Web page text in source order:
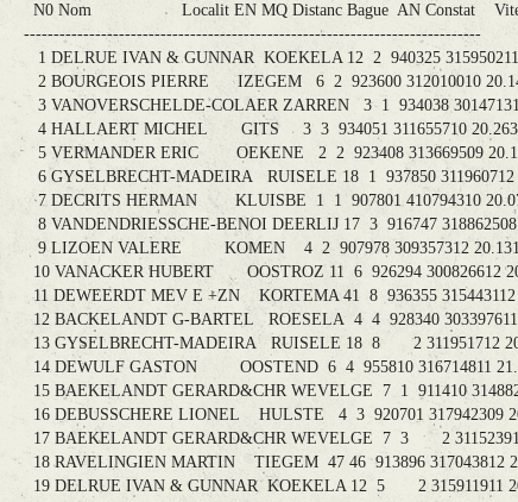
N0 Nom Localit EN MQ Distanc Bague AN
1 DELRUE IVAN & GUNNAR KOEKELA 12 2 940325
2 BOURGEOIS PIERRE IZEGEM 6 2 923600
3 VANOVERSCHELDE-COLAER ZARREN 3 1 934038
4 HALLAERT MICHEL GITS 3 3 934051 311655710
5 VERMANDER ERIC OEKENE 2 2 923408
6 GYSELBRECHT-MADEIRA RUISELE 18 1 937850
7 DECRITS HERMAN KLUISBE 1 1 907801 410794310
8 VANDENDRIESSCHE-BENOI DEERLIJ 17 3 916747
9 LIZOEN VALERE KOMEN 4 2 907978 309357312
10 VANACKER HUBERT OOSTROZ 11 6 926294
11 DEWEERDT MEV E +ZN KORTEMA 41 8 936355
12 BACKELANDT G-BARTEL ROESELA 4 4 928340
13 GYSELBRECHT-MADEIRA RUISELE 18 8 2
14 DEWULF GASTON OOSTEND 6 4 955810
15 BAEKELANDT GERARD&CHR WEVELGE 7 1 911410
16 DEBUSSCHERE LIONEL HULSTE 4 3 920701
17 BAEKELANDT GERARD&CHR WEVELGE 7 3 2
18 RAVELINGIEN MARTIN TIEGEM 47 46 913896
19 DELRUE IVAN & GUNNAR KOEKELA 12 5 2